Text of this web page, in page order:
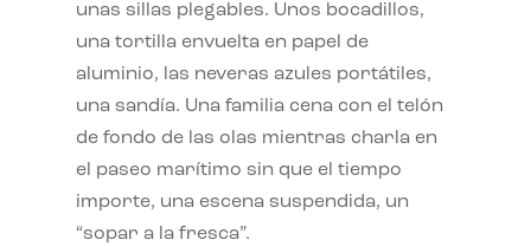
unas sillas plegables. Unos bocadillos,
una tortilla envuelta en papel de
aluminio, las neveras azules portátiles,
una sandía. Una familia cena con el telón
de fondo de las olas mientras charla en
el paseo marítimo sin que el tiempo
importe, una escena suspendida, un
“sopar a la fresca”.